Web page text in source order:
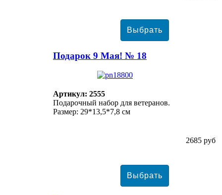
Подарок 9 Мая! № 18
Артикул: 2555
Подарочный набор для ветеранов.
Размер: 29*13,5*7,8 см
2685 руб